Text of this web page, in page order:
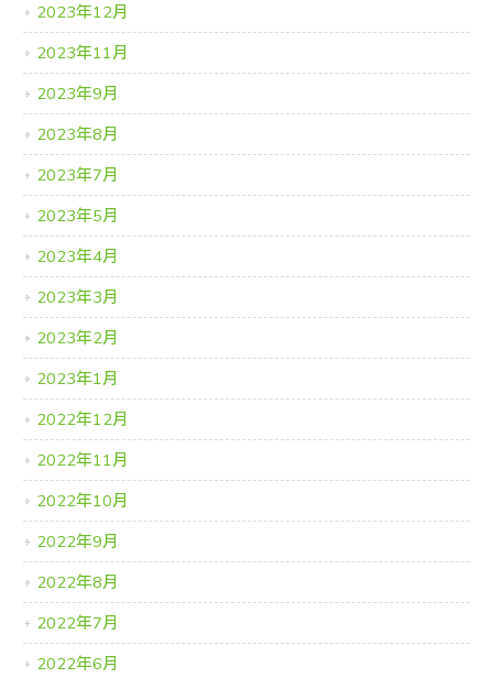
2023年12月
2023年11月
2023年9月
2023年8月
2023年7月
2023年5月
2023年4月
2023年3月
2023年2月
2023年1月
2022年12月
2022年11月
2022年10月
2022年9月
2022年8月
2022年7月
2022年6月